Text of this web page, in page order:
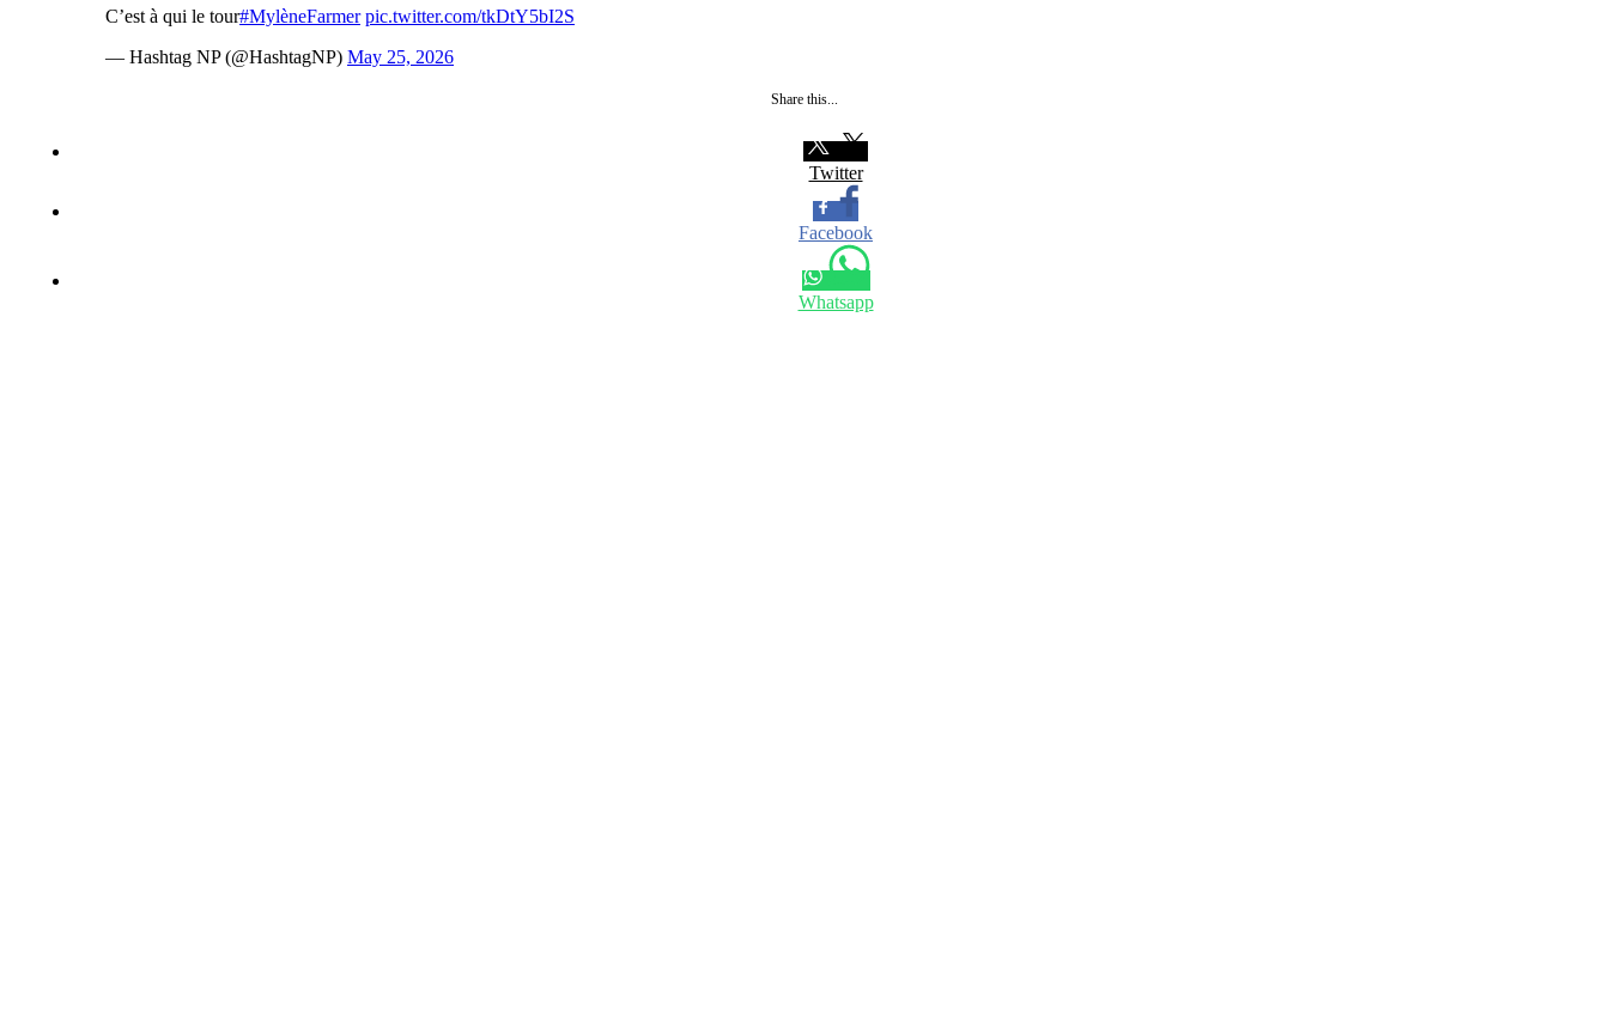
C’est à qui le tour#MylèneFarmer pic.twitter.com/tkDtY5bI2S
— Hashtag NP (@HashtagNP) May 25, 2026
Share this...
Twitter
Facebook
Whatsapp